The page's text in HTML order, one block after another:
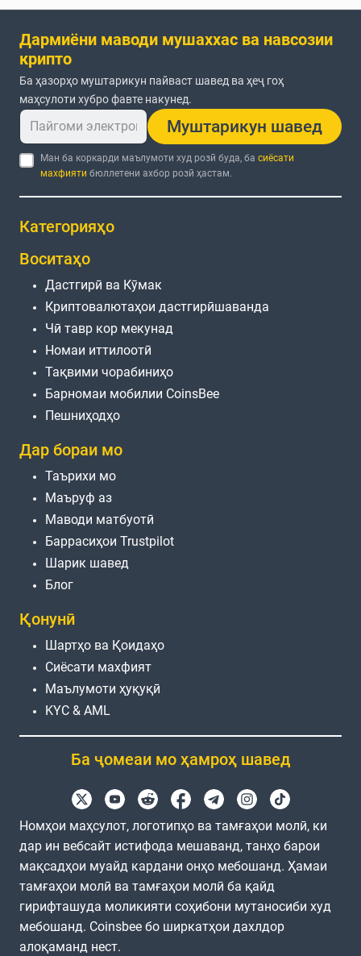
Дармиёни маводи мушаххас ва навсозии
крипто
Ба ҳазорҳо муштарикун пайваст шавед ва ҳеҷ гоҳ
маҳсулоти хубро фавте накунед.
Муштарикун шавед
Ман ба коркарди маълумоти худ розӣ буда, басиёсати
махфияти бюллетени ахбор розӣ ҳастам.
Категорияҳо
Воситаҳо
Дастгирӣ ва Кӯмак
Криптовалютаҳои дастгирӣшаванда
Чӣ тавр кор мекунад
Номаи иттилоотӣ
Тақвими чорабиниҳо
Барномаи мобилии CoinsBee
Пешниҳодҳо
Дар бораи мо
Таърихи мо
Маъруф аз
Маводи матбуотӣ
Баррасиҳои Trustpilot
Шарик шавед
Блог
Қонунӣ
Шартҳо ва Қоидаҳо
Сиёсати махфият
Маълумоти ҳуқуқӣ
KYC & AML
Ба ҷомеаи мо ҳамроҳ шавед
Номҳои маҳсулот, логотипҳо ва тамғаҳои молӣ, ки
дар ин вебсайт истифода мешаванд, танҳо барои
мақсадҳои муайд кардани онҳо мебошанд. Ҳамаи
тамғаҳои молӣ ва тамғаҳои молӣ ба қайд
гирифташуда моликияти соҳибони мутаносиби худ
мебошанд. Coinsbee бо ширкатҳои дахлдор
алоқаманд нест.